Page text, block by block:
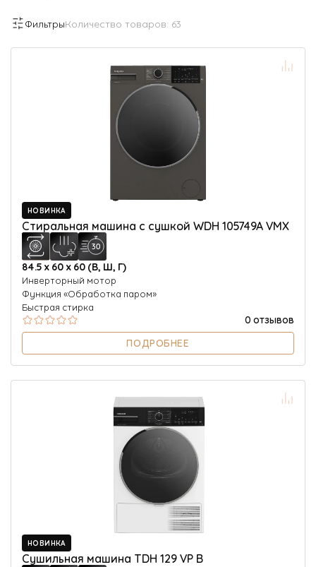
ФильтрыКоличество товаров: 63
НОВИНКА
Стиральная машина с сушкой WDH 105749A VMX
84.5 х 60 х 60 (В, Ш, Г)
Инверторный мотор
Функция «Обработка паром»
Быстрая стирка
0 отзывов
ПОДРОБНЕЕ
НОВИНКА
Сушильная машина TDH 129 VP B